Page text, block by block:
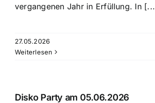
vergangenen Jahr in Erfüllung. In
27.05.2026
Weiterlesen
Disko Party am 05.06.2026